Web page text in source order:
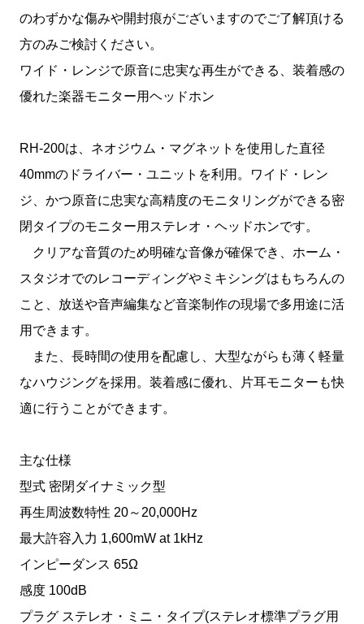
のわずかな傷みや開封痕がございますのでご了解頂ける
方のみご検討ください。
ワイド・レンジで原音に忠実な再生ができる、装着感の
優れた楽器モニター用ヘッドホン
RH-200は、ネオジウム・マグネットを使用した直径
40mmのドライバー・ユニットを利用。ワイド・レン
ジ、かつ原音に忠実な高精度のモニタリングができる密
閉タイプのモニター用ステレオ・ヘッドホンです。
クリアな音質のため明確な音像が確保でき、ホーム・
スタジオでのレコーディングやミキシングはもちろんの
こと、放送や音声編集など音楽制作の現場で多用途に活
用できます。
また、長時間の使用を配慮し、大型ながらも薄く軽量
なハウジングを採用。装着感に優れ、片耳モニターも快
適に行うことができます。
主な仕様
型式 密閉ダイナミック型
再生周波数特性 20～20,000Hz
最大許容入力 1,600mW at 1kHz
インピーダンス 65Ω
感度 100dB
プラグ ステレオ・ミニ・タイプ(ステレオ標準プラグ用